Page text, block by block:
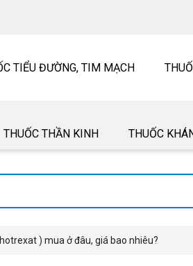
TIỂU ĐƯỜNG, TIM MẠCH
THUỐC THẦN KINH THUỐC
) mua ở đâu, giá bao nhiêu?